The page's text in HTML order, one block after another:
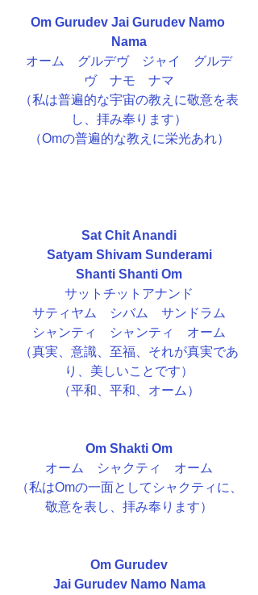
Om Gurudev Jai Gurudev Namo
Nama
オーム　グルデヴ　ジャイ　グルデ
ヴ　ナモ　ナマ
（私は普遍的な宇宙の教えに敬意を表
し、拝み奉ります）
（Omの普遍的な教えに栄光あれ）
Sat Chit Anandi
Satyam Shivam Sunderami
Shanti Shanti Om
サットチットアナンド
サティヤム　シバム　サンドラム
シャンティ　シャンティ　オーム
（真実、意識、至福、それが真実であ
り、美しいことです）
（平和、平和、オーム）
Om Shakti Om
オーム　シャクティ　オーム
（私はOmの一面としてシャクティに、
敬意を表し、拝み奉ります）
Om Gurudev
Jai Gurudev Namo Nama